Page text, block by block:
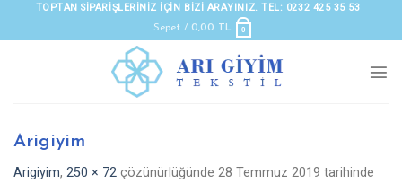
TOPTAN SIPARIŞLERINIZ IÇIN BIZI ARAYINIZ. TEL: 0232 425 35 53
Sepet / 0,00 TL 0
Arigiyim
Arigiyim, 250 × 72 çözünürlüğünde 28 Temmuz 2019 tarihinde